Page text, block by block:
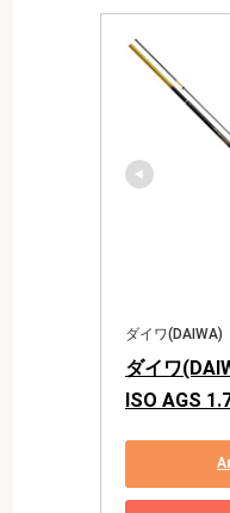
ダイワ(DAIWA)
ダイワ
ISO AGS